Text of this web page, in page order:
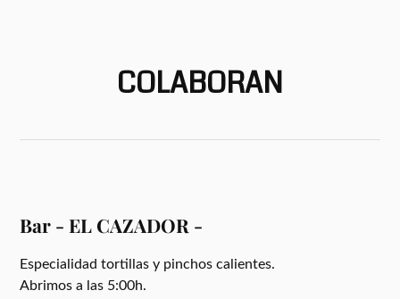
COLABORAN
Bar - EL CAZADOR -
Especialidad tortillas y pinchos calientes.
Abrimos a las 5:00h.